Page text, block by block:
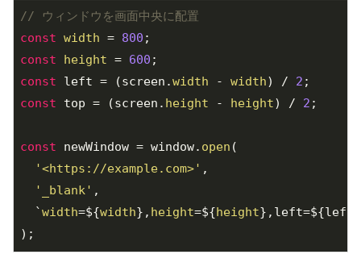
// ウィンドウを画面中央に配置
const width = 800
const
height = 600
const left = (screen.width - width) / 2
const top = (screen. height - height) / 2 ;
const newWindow = window. open (
'<https://example.com>' ,
'_blank' ,
  `
width=${width}, height=${height
);